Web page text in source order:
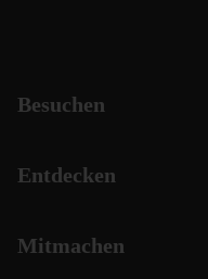
Besuchen
Entdecken
Mitmachen